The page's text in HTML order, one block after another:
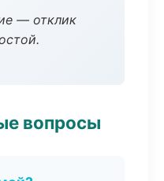
— отклик
вопросы